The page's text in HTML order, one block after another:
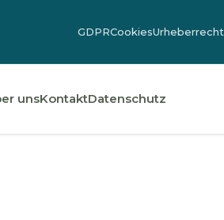
GDPRCookiesUrheberrecht
unsKontaktDatenschutz